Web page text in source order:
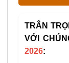
TRÂN
VỚI
2026: